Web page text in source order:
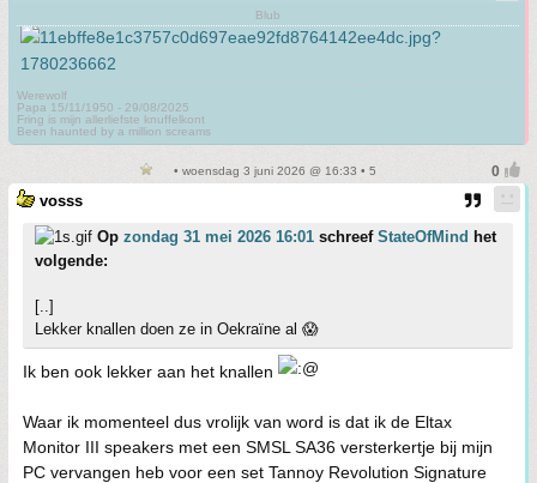
Blub
Werewolf
Papa 15/11/1950 - 29/08/2025
Fring is mijn allerliefste knuffelkont
Been haunted by a million screams
• woensdag 3 juni 2026 @ 16:33 • 5
vosss
Op zondag 31 mei 2026 16:01 schreef StateOfMind het
volgende:
[..]
Lekker knallen doen ze in Oekraïne al 😱
Ik ben ook lekker aan het knallen
Waar ik momenteel dus vrolijk van word is dat ik de Eltax
Monitor III speakers met een SMSL SA36 versterkertje bij mijn
PC vervangen heb voor een set Tannoy Revolution Signature